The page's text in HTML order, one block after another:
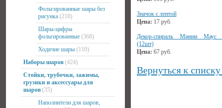
Фольгированные шары без
рисунка (218)
Шары-цифры
фольгированные (368)
Ходячие шары (110)
Наборы шаров (424)
Стойки, трубочки, зажимы,
грузики и аксессуары для
шаров (35)
Наполнители для шаров,
Значок с лентой
Цена: 17 руб.
Декор-спираль Минни Маус
(12шт)
Цена: 67 руб.
Вернуться к списку